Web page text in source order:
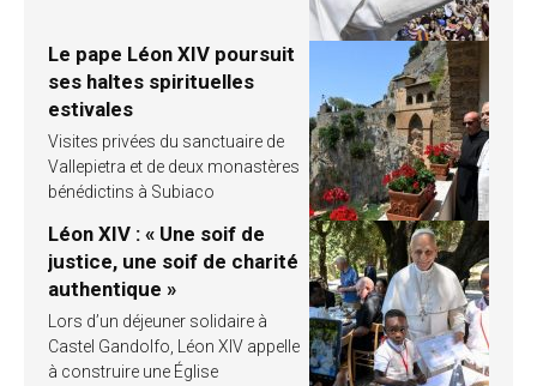
Le pape Léon XIV poursuit
ses haltes spirituelles
estivales
Visites privées du sanctuaire de
Vallepietra et de deux monastères
bénédictins à Subiaco
Léon XIV : « Une soif de
justice, une soif de charité
authentique »
Lors d’un déjeuner solidaire à
Castel Gandolfo, Léon XIV appelle
à construire une Église